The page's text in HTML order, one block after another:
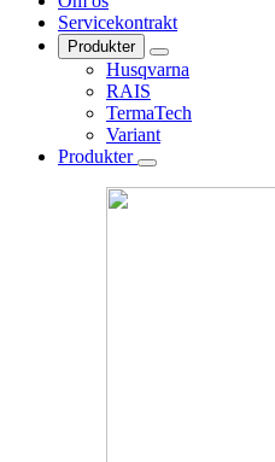
Servicekontrakt
Produkter
Husqvarna
RAIS
TermaTech
Variant
Produkter